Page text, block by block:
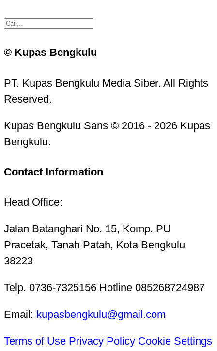
© Kupas Bengkulu
PT. Kupas Bengkulu Media Siber. All Rights
Reserved.
Kupas Bengkulu Sans © 2016 - 2026 Kupas
Bengkulu.
Contact Information
Head Office:
Jalan Batanghari No. 15, Komp. PU
Pracetak, Tanah Patah, Kota Bengkulu
38223
Telp. 0736-7325156 Hotline 085268724987
Email: kupasbengkulu@gmail.com
Terms of Use Privacy Policy Cookie Settings